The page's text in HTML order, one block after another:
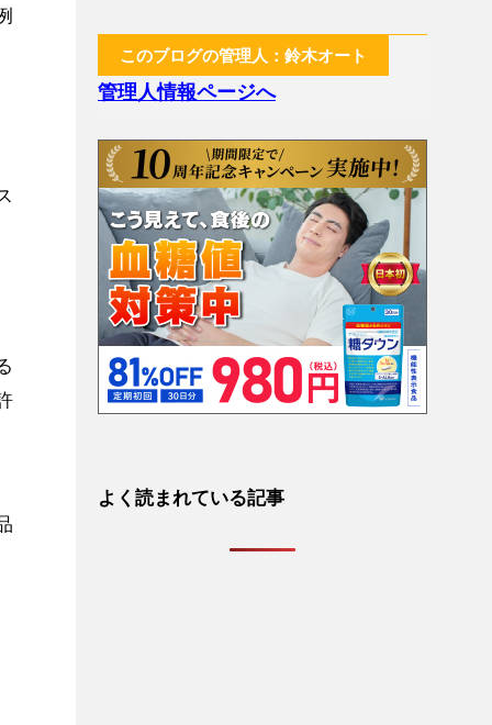
このブログの管理人：鈴木オート
管理人情報ページへ
よく読まれている記事